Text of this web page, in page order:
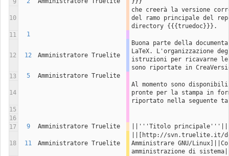
9
10
che creerà la versione
del ramo principale del
directory {{{truedoc}}}.
11
1
12 12 Amministratore Truelite
Buona parte della
LaTeX. L'organizzazione
istruzioni per ricavarne
sono riportate in
13
5 Amministratore Truelite
14
Al momento sono
pronte per la stampa in
riportato nella seguente
15
16
17
9 Amministratore Truelite ||'''Titolo
18 11 Amministratore Truelite
||[http://svn.truelite.it/
Amministrare GNU/
amministrazione di